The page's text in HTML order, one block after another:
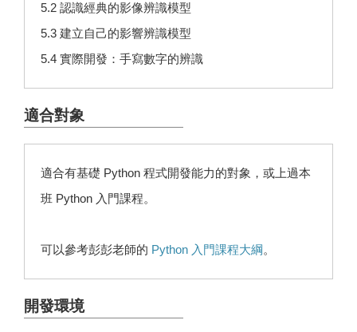
5.2 認識經典的影像辨識模型
5.3 建立自己的影響辨識模型
5.4 實際開發：手寫數字的辨識
適合對象
適合有基礎 Python 程式開發能力的對象，或上過本
班 Python 入門課程。
可以參考彭彭老師的 Python 入門課程大綱。
開發環境